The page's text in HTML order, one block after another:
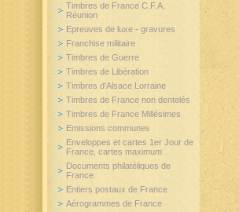
Timbres de France C.F.A.
Réunion
Epreuves de luxe - gravures
Franchise militaire
Timbres de Guerre
Timbres de Libération
Timbres d'Alsace Lorraine
Timbres de France non dentelés
Timbres de France Millésimes
Emissions communes
Enveloppes et cartes 1er Jour de
France, cartes maximum
Documents philatéliques de
France
Entiers postaux de France
Aérogrammes de France